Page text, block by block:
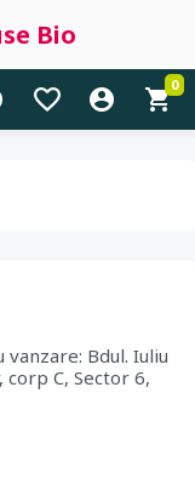
Bio
0
vanzare: Bdul. Iuliu
corp C, Sector 6,